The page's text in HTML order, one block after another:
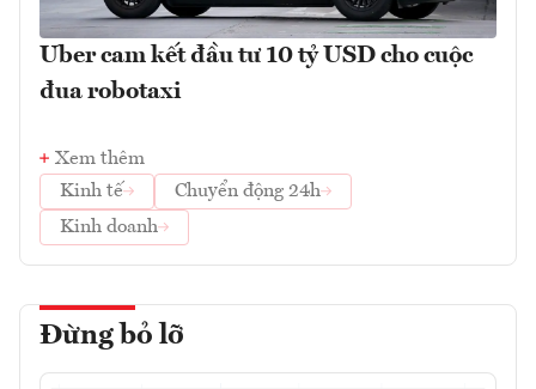
Uber cam kết đầu tư 10 tỷ USD cho cuộc
đua robotaxi
Xem thêm
Kinh tế
Chuyển động 24h
Kinh doanh
Đừng bỏ lỡ